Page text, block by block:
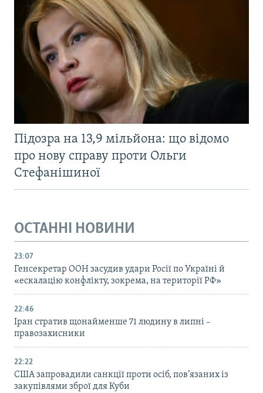
Підозра на 13,9 мільйона: що відомо
про нову справу проти Ольги
Стефанішиної
ОСТАННІ НОВИНИ
23:07
Генсекретар ООН засудив удари Росії по Україні й
«ескалацію конфлікту, зокрема, на території РФ»
22:46
Іран стратив щонайменше 71 людину в липні –
правозахисники
22:22
США запровадили санкції проти осіб, пов’язаних із
закупівлями зброї для Куби